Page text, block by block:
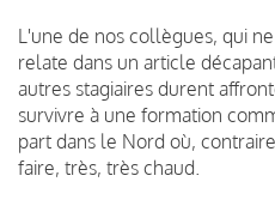
L'une de nos collègues, qui
relate dans un article
autres stagiaires durent
survivre à une formation
part dans le Nord où,
faire, très, très chaud.